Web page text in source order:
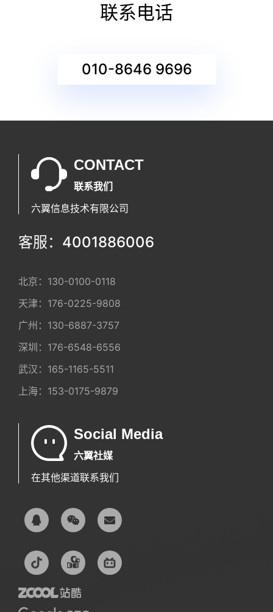
联系电话
010-8646 9696
CONTACT
联系我们
六翼信息技术有限公司
客服：4001886006
北京： 130-0100-0118
天津： 176-0225-9808
广州： 130-6887-3757
深圳： 176-6548-6556
武汉： 165-1165-5511
上海： 153-0175-9879
Social Media
六翼社媒
在其他渠道联系我们